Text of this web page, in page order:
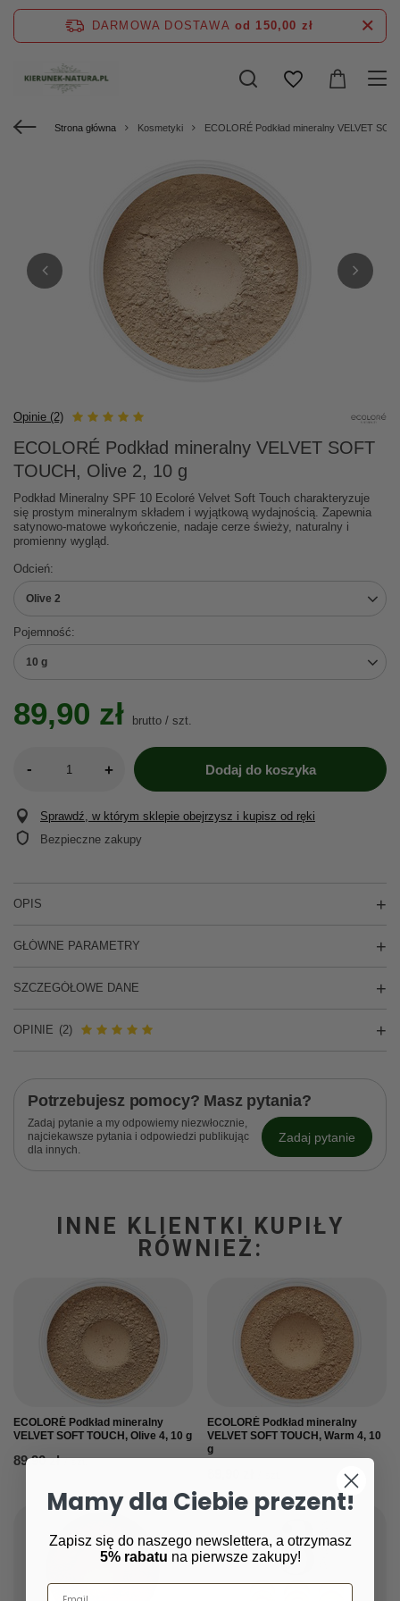
DARMOWA DOSTAWA od 150,00 zł
Strona główna Kosmetyki ECOLORÉ Podkład mineralny VELVET
Opinie (2)
ECOLORÉ Podkład mineralny VELVET SOFT
TOUCH, Olive 2, 10 g
Podkład Mineralny SPF 10 Ecoloré Velvet Soft Touch charakteryzuje
się prostym mineralnym składem i wyjątkową wydajnością. Zapewnia
satynowo-matowe wykończenie, nadaje cerze świeży, naturalny i
promienny wygląd.
Odcień
Olive 2
Pojemność
10 g
89,90 zł brutto / szt.
- + Dodaj do koszyka
Sprawdź, w którym sklepie obejrzysz i kupisz od ręki
Bezpieczne zakupy
OPIS
GŁÓWNE PARAMETRY
SZCZEGÓŁOWE DANE
OPINIE (2)
Potrzebujesz pomocy? Masz pytania?
Zadaj pytanie a my odpowiemy niezwłocznie,
najciekawsze pytania i odpowiedzi publikując
dla innych.
Zadaj pytanie
INNE KLIENTKI KUPIŁY
RÓWNIEŻ:
ECOLORÉ Podkład mineralny
VELVET SOFT TOUCH, Olive 4, 10 g
89,90 zł / szt.
ECOLORÉ Podkład mineralny
VELVET SOFT TOUCH, Warm 4, 10
g
Mamy dla Ciebie prezent!
Zapisz się do naszego newslettera, a otrzymasz
5% rabatu na pierwsze zakupy!
Email